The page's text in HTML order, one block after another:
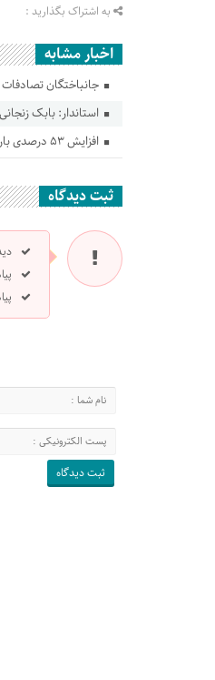
به اشتراک بگذارید :
اخبار مشابه
جانباختگان تصادفات
استاندار: بابک زنجانی با ۱۱ هلدینگ اقتصادی پیگیر سرمایه‌گذاری در
افزایش ۵۳ درصدی بارندگی‌ها در گلستان
ثبت دیدگاه